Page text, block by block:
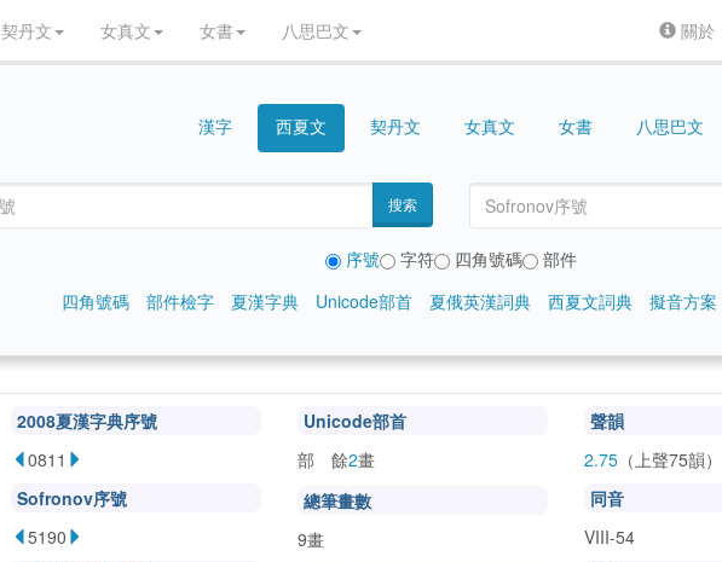
契丹文 女真文 女書 八思巴文 關於
漢字 西夏文 契丹文 女真文 女書 八思巴文
搜索
序號 字符 四角號碼
部件
四角號碼
部件檢字 夏漢字典 Unicode部首 夏俄英漢詞典 西夏文詞典 擬音方案
2008夏漢字典序號
0811
Sofronov序號
5190
Unicode部首
部 餘2畫
總筆畫數
9畫
聲韻
2.75（上聲75韻）
同音
VIII-54